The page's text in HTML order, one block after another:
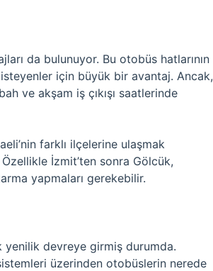
da bulunuyor. Bu otobüs hatlarının
için büyük bir avantaj. Ancak,
ve akşam iş çıkışı saatlerinde
farklı ilçelerine ulaşmak
İzmit’ten sonra Gölcük,
yapmaları gerekebilir.
yenilik devreye girmiş durumda.
üzerinden otobüslerin nerede